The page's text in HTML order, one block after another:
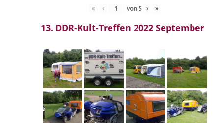
« ‹ von 5 › »
13. DDR-Kult-Treffen 2022 September